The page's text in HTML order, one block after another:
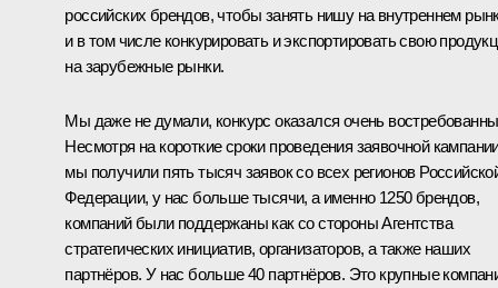
российских брендов, чтобы занять нишу на внутреннем
и в том числе конкурировать и экспортировать свою
на зарубежные рынки.
Мы даже не думали, конкурс оказался очень
Несмотря на короткие сроки проведения заявочной
мы получили пять тысяч заявок со всех регионов
Федерации, у нас больше тысячи, а именно 1250 брендов,
компаний были поддержаны как со стороны Агентства
стратегических инициатив, организаторов, а также наших
партнёров. У нас больше 40 партнёров. Это крупные